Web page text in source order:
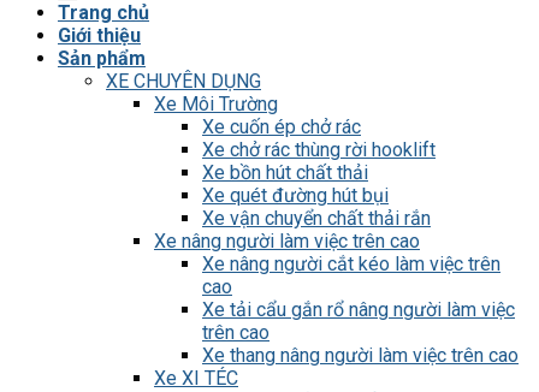
Trang chủ
Giới thiệu
Sản phẩm
XE CHUYÊN DỤNG
Xe Môi Trường
Xe cuốn ép chở rác
Xe chở rác thùng rời hooklift
Xe bồn hút chất thải
Xe quét đường hút bụi
Xe vận chuyển chất thải rắn
Xe nâng người làm việc trên cao
Xe nâng người cắt kéo làm việc trên
cao
Xe tải cẩu gắn rổ nâng người làm việc
trên cao
Xe thang nâng người làm việc trên cao
Xe XI TÉC